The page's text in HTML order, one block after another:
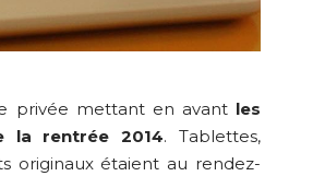
privée mettant en avant les
la rentrée 2014. Tablettes,
originaux étaient au rendez-